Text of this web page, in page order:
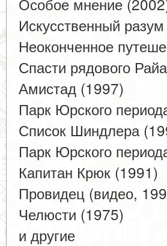
Искусственный
Неоконченное
Спасти рядового
Амистад (1997)
Парк Юрского
Список Шиндлера
Парк Юрского
Капитан Крюк (1991)
Провидец (видео,
Челюсти (1975)
и другие